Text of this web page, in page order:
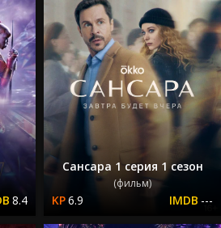
8.4
Сансара 1 серия 1 сезон
(фильм)
6.9 ---